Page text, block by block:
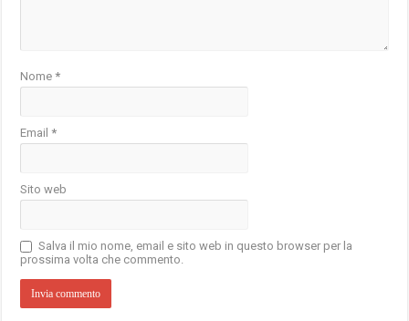
Nome*
Email*
Sito web
Salva il mio nome, email e sito web in questo browser per la
prossima volta che commento.